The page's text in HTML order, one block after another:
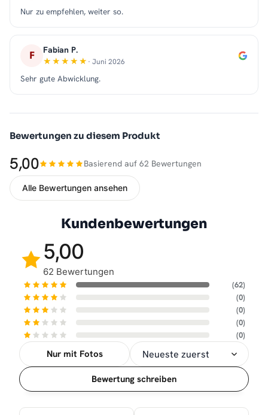
Nur zu empfehlen, weiter so.
F Fabian P.
· Juni 2026
Sehr gute Abwicklung.
Bewertungen zu diesem Produkt
5,00 Basierend auf 62 Bewertungen
Alle Bewertungen ansehen
Kundenbewertungen
5,00
62 Bewertungen
(62)
(0)
(0)
(0)
(0)
Nur mit Fotos
Sortierung
Bewertung schreiben